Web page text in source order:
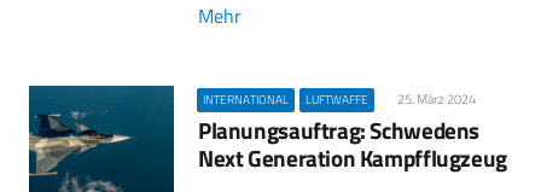
Mehr
INTERNATIONAL LUFTWAFFE 25. März 2024
Planungsauftrag: Schwedens
Next Generation Kampfflugzeug